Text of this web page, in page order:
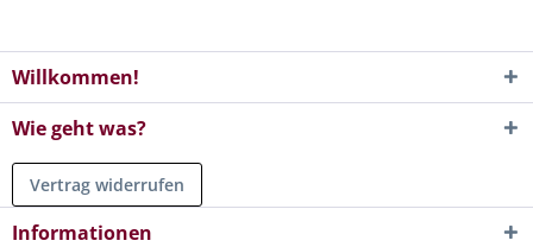
Willkommen!
Wie geht was?
Vertrag widerrufen
Informationen